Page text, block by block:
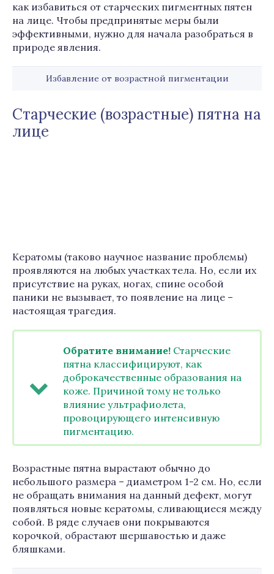
как избавиться от старческих пигментных пятен
на лице. Чтобы предпринятые меры были
эффективными, нужно для начала разобраться в
природе явления.
Избавление от возрастной пигментации
Старческие (возрастные) пятна на
лице
Кератомы (таково научное название проблемы)
проявляются на любых участках тела. Но, если их
присутствие на руках, ногах, спине особой
паники не вызывает, то появление на лице –
настоящая трагедия.
Обратите внимание! Старческие
пятна классифицируют, как
доброкачественные образования на
коже. Причиной тому не только
влияние ультрафиолета,
провоцирующего интенсивную
пигментацию.
Возрастные пятна вырастают обычно до
небольшого размера – диаметром 1-2 см. Но, если
не обращать внимания на данный дефект, могут
появляться новые кератомы, сливающиеся между
собой. В ряде случаев они покрываются
корочкой, обрастают шершавостью и даже
бляшками.